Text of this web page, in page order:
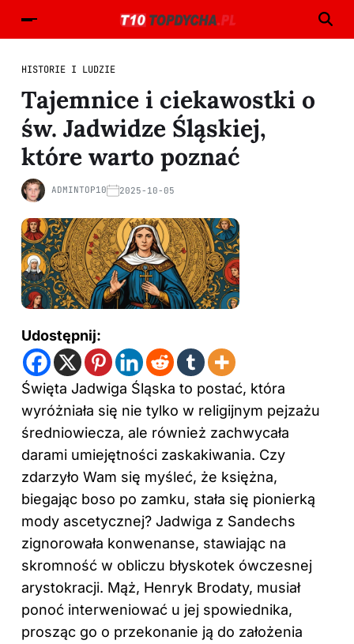
HISTORIE I LUDZIE
Tajemnice i ciekawostki o
św. Jadwidze Śląskiej,
które warto poznać
ADMINTOP10 2025-10-05
Udostępnij:
Święta Jadwiga Śląska to postać, która
wyróżniała się nie tylko w religijnym pejzażu
średniowiecza, ale również zachwycała
darami umiejętności zaskakiwania. Czy
zdarzyło Wam się myśleć, że księżna,
biegając boso po zamku, stała się pionierką
mody ascetycznej? Jadwiga z Sandechs
zignorowała konwenanse, stawiając na
skromność w obliczu błyskotek ówczesnej
arystokracji. Mąż, Henryk Brodaty, musiał
ponoć interweniować u jej spowiednika,
prosząc go o przekonanie ją do założenia